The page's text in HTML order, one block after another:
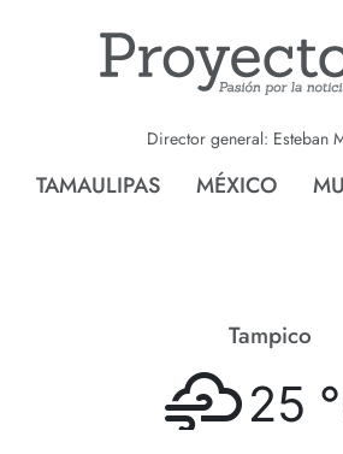
Director general: Esteban
TAMAULIPAS MÉXICO
Tampico
25 °